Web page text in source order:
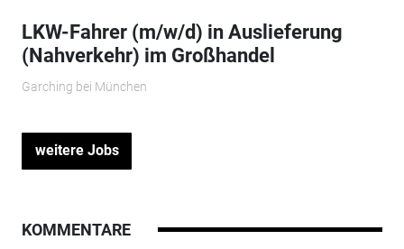
LKW-Fahrer (m/w/d) in Auslieferung
(Nahverkehr) im Großhandel
Garching bei München
weitere Jobs
KOMMENTARE